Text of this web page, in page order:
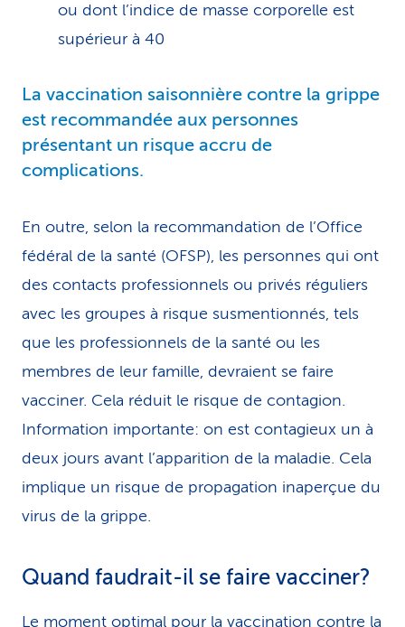
ou dont l’indice de masse corporelle est
supérieur à 40
La vaccination saisonnière contre la grippe
est recommandée aux personnes
présentant un risque accru de
complications.
En outre, selon la recommandation de l’Office
fédéral de la santé (OFSP), les personnes qui ont
des contacts professionnels ou privés réguliers
avec les groupes à risque susmentionnés, tels
que les professionnels de la santé ou les
membres de leur famille, devraient se faire
vacciner. Cela réduit le risque de contagion.
Information importante: on est contagieux un à
deux jours avant l’apparition de la maladie. Cela
implique un risque de propagation inaperçue du
virus de la grippe.
Quand faudrait-il se faire vacciner?
Le moment optimal pour la vaccination contre la